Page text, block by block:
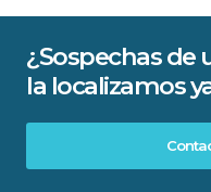
¿Sospechas de
la localizamos